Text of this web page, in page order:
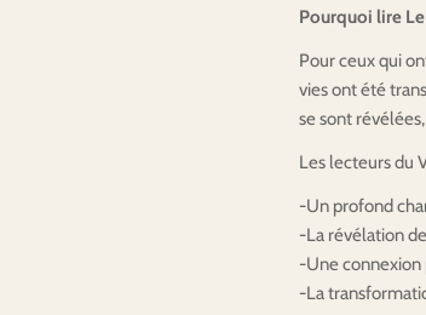
Pourquoi lire Le
Pour ceux qui
vies ont été
se sont
Les lecteurs du
-Un profond
-La révélation
-Une
-La